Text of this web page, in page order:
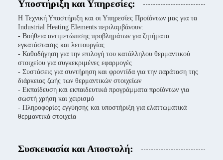
Υποστήριξη και Υπηρεσίες:
Η Τεχνική Υποστήριξη και οι Υπηρεσίες Προϊόντων μας για τα
Industrial Heating Elements περιλαμβάνουν:
- Βοήθεια αντιμετώπισης προβλημάτων για ζητήματα
εγκατάστασης και λειτουργίας
- Καθοδήγηση για την επιλογή του κατάλληλου θερμαντικού
στοιχείου για συγκεκριμένες εφαρμογές
- Συστάσεις για συντήρηση και φροντίδα για την παράταση της
διάρκειας ζωής των θερμαντικών στοιχείων
- Εκπαίδευση και εκπαιδευτικά προγράμματα προϊόντων για
σωστή χρήση και χειρισμό
- Πληροφορίες εγγύησης και υποστήριξη για ελαττωματικά
θερμαντικά στοιχεία
Συσκευασία και Αποστολή: